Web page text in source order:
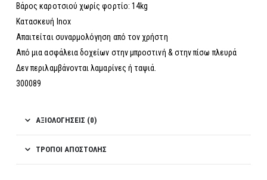
Βάρος καροτσιού χωρίς φορτίο: 14kg
Κατασκευή Inox
Απαιτείται συναρμολόγηση από τον χρήστη
Από μια ασφάλεια δοχείων στην μπροστινή & στην πίσω πλευρά
Δεν περιλαμβάνονται λαμαρίνες ή ταψιά.
300089
ΑΞΙΟΛΟΓΉΣΕΙΣ (0)
ΤΡΌΠΟΙ ΑΠΟΣΤΟΛΉΣ